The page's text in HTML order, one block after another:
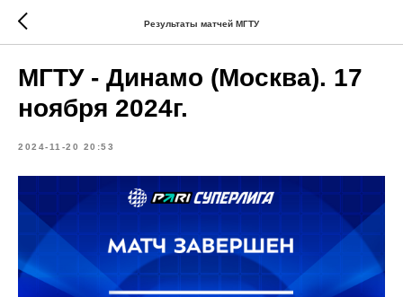
Результаты матчей МГТУ
МГТУ - Динамо (Москва). 17
ноября 2024г.
2024-11-20 20:53